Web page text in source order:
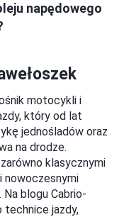
napędowego
motocykli i
który od lat
jednośladów oraz
na drodze.
klasycznymi
nowoczesnymi
blogu Cabrio-
technice jazdy,